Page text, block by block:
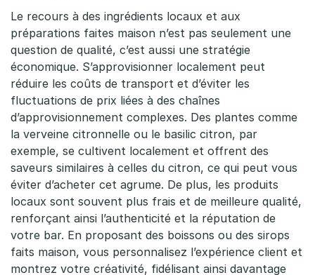
Le recours à des ingrédients locaux et aux
préparations faites maison n’est pas seulement une
question de qualité, c’est aussi une stratégie
économique. S’approvisionner localement peut
réduire les coûts de transport et d’éviter les
fluctuations de prix liées à des chaînes
d’approvisionnement complexes. Des plantes comme
la verveine citronnelle ou le basilic citron, par
exemple, se cultivent localement et offrent des
saveurs similaires à celles du citron, ce qui peut vous
éviter d’acheter cet agrume. De plus, les produits
locaux sont souvent plus frais et de meilleure qualité,
renforçant ainsi l’authenticité et la réputation de
votre bar. En proposant des boissons ou des sirops
faits maison, vous personnalisez l’expérience client et
montrez votre créativité, fidélisant ainsi davantage